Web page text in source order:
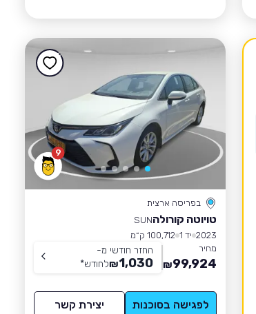
9
בפריסה ארצית
טויוטה קורולהSUN
2023 יד 1
100,712 ק״מ
מחיר
99,924
₪
החזר חודשי מ-
1,030
₪לחודש*
לפגישה בסוכנות יצירת קשר